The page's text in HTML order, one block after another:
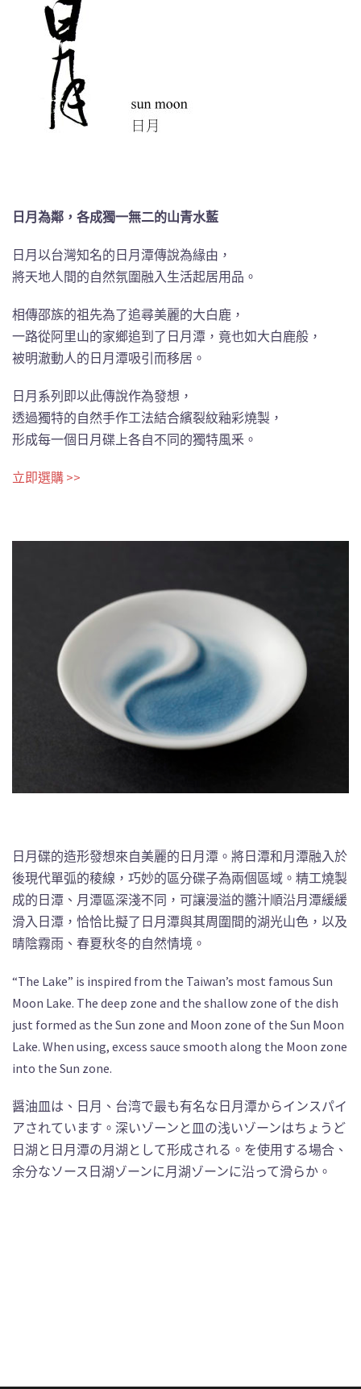
日月為鄰，各成獨一無二的山青水藍
日月以台灣知名的日月潭傳說為緣由，
將天地人間的自然氛圍融入生活起居用品。
相傳邵族的祖先為了追尋美麗的大白鹿，
一路從阿里山的家鄉追到了日月潭，竟也如大白鹿般，
被明澈動人的日月潭吸引而移居。
日月系列即以此傳說作為發想，
透過獨特的自然手作工法結合繽裂紋釉彩燒製，
形成每一個日月碟上各自不同的獨特風釆。
立即選購 >>
日月碟的造形發想來自美麗的日月潭。將日潭和月潭融入於
後現代單弧的稜線，巧妙的區分碟子為兩個區域。精工燒製
成的日潭、月潭區深淺不同，可讓漫溢的醬汁順沿月潭緩緩
滑入日潭，恰恰比擬了日月潭與其周圍間的湖光山色，以及
晴陰霧雨、春夏秋冬的自然情境。
“The Lake” is inspired from the Taiwan’s most famous Sun
Moon Lake. The deep zone and the shallow zone of the dish
just formed as the Sun zone and Moon zone of the Sun Moon
Lake. When using, excess sauce smooth along the Moon zone
into the Sun zone.
醤油皿は、日月、台湾で最も有名な日月潭からインスパイ
アされています。深いゾーンと皿の浅いゾーンはちょうど
日湖と日月潭の月湖として形成される。を使用する場合、
余分なソース日湖ゾーンに月湖ゾーンに沿って滑らか。